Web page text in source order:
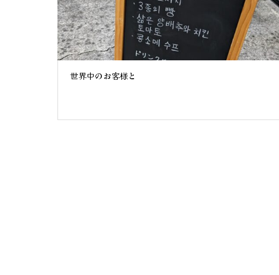
世界中のお客様と